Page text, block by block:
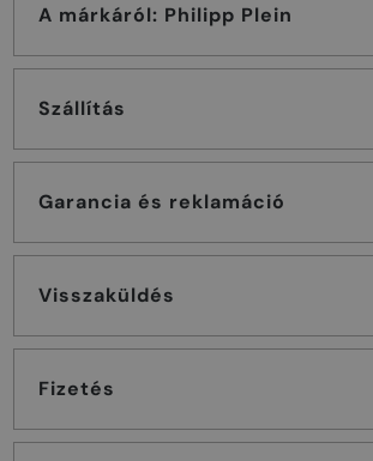
A márkáról: Philipp Plein
Szállítás
Garancia és reklamáció
Visszaküldés
Fizetés